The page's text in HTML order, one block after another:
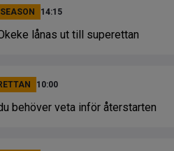
14:15
lånas ut till superettan
10:00
behöver veta inför återstarten